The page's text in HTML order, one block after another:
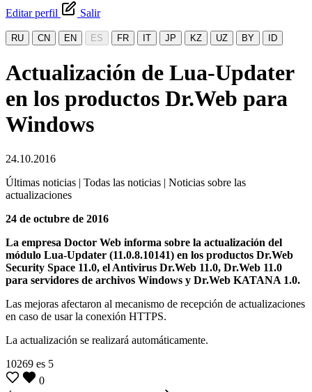
Editar perfil
Salir
RU CN EN ES FR IT JP KZ UZ BY ID
Actualización de Lua-Updater
en los productos Dr.Web para
Windows
24.10.2016
Últimas noticias | Todas las noticias | Noticias sobre las
actualizaciones
24 de octubre de 2016
La empresa Doctor Web informa sobre la actualización del
módulo Lua-Updater (11.0.8.10141) en los productos Dr.Web
Security Space 11.0, el Antivirus Dr.Web 11.0, Dr.Web 11.0
para servidores de archivos Windows y Dr.Web KATANA 1.0.
Las mejoras afectaron al mecanismo de recepción de actualizaciones
en caso de usar la conexión HTTPS.
La actualización se realizará automáticamente.
10269 es 5
0